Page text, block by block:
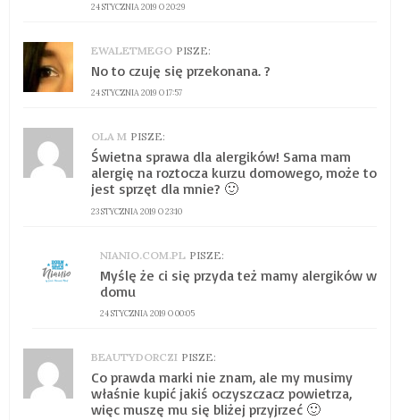
24 STYCZNIA 2019 O 20:29
EWALETMEGO PISZE:
24 STYCZNIA 2019 O 17:57
No to czuję się przekonana. ?
OLA M PISZE:
23 STYCZNIA 2019 O 23:10
Świetna sprawa dla alergików! Sama mam
alergię na roztocza kurzu domowego, może to
jest sprzęt dla mnie? 🙂
NIANIO.COM.PL PISZE:
24 STYCZNIA 2019 O 00:05
Myślę że ci się przyda też mamy alergików w
domu
BEAUTYDORCZI PISZE:
Co prawda marki nie znam, ale my musimy
właśnie kupić jakiś oczyszczacz powietrza,
więc muszę mu się bliżej przyjrzeć 🙂